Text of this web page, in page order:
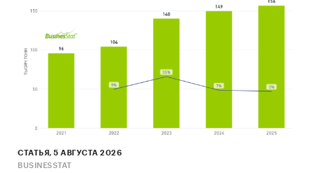
СТАТЬЯ, 5 АВГУСТА 2026
BUSINESSTAT